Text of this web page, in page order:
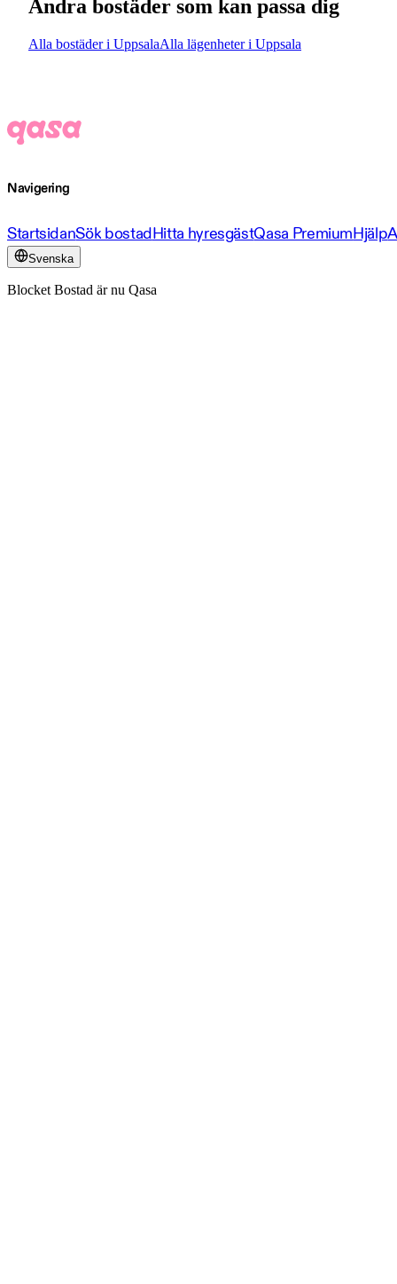
Andra bostäder som kan passa dig
Alla bostäder i UppsalaAlla lägenheter i Uppsala
Navigering
StartsidanSök bostadHitta hyresgästQasa PremiumHjälp
Svenska
Blocket Bostad är nu Qasa